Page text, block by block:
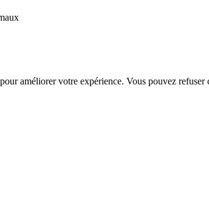
améliorer votre expérience. Vous pouvez